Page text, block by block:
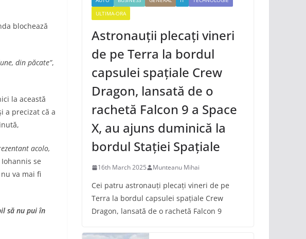
blochează
din păcate”,
la această
a precizat că a
acolo,
se
va mai fi
să nu pui în
ULTIMA-ORA
Astronauții plecați vineri
de pe Terra la bordul
capsulei spațiale Crew
Dragon, lansată de o
rachetă Falcon 9 a Space
X, au ajuns duminică la
bordul Stației Spațiale
16th March 2025 Munteanu Mihai
Cei patru astronauți plecați vineri de pe
Terra la bordul capsulei spațiale Crew
Dragon, lansată de o rachetă Falcon 9